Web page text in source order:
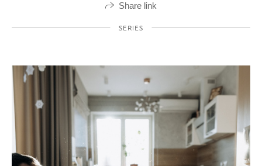
Share link
SERIES